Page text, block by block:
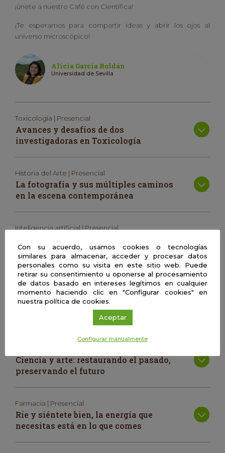
¡únete a nuestro Café con Científica!
¡Te esperamos para compartir ideas y abrir los ojos al
universo microscópico!
Alicia García Roldán
Universidad de Sevilla
Toxicología | Presencial
Avances y desafíos de dos
investigadoras en Toxicología
Historia del Arte | Presencial
La fotografía y sus múltiples caminos
en la escena contemporánea
Inteligencia artificial | Presencial
automático, la medicina de precisión,…?
¿Y para qué sirven?
Nutrición | Presencial
Aroma y calidad: la ciencia detrás de los
Ciencia y arte: restaurando el pasado,
preservando el futuro
Farmacia | Presencial
Ríe y siéntete bien, la energía que
necesitas está en lo que comes
Con su acuerdo, usamos cookies o tecnologías
similares para almacenar, acceder y procesar datos
personales como su visita en este sitio web. Puede
retirar su consentimiento u oponerse al procesamiento
de datos basado en intereses legítimos en cualquier
momento haciendo clic en "Configurar cookies" en
nuestra política de cookies.
Aceptar
Configurar manualmente